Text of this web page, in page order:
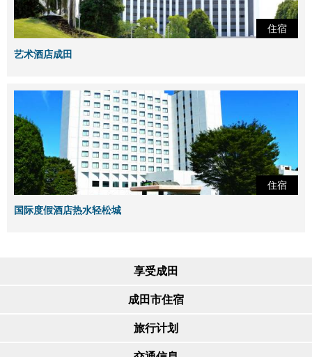
住宿
艺术酒店成田
住宿
国际度假酒店热水轻松城
享受成田
成田市住宿
旅行计划